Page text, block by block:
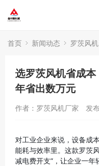
首页 新闻动态 罗茨风
选罗茨风机省成
年省出数万元
作者：罗茨风机厂家 发
对工业企业来说，设备成
能耗与效率里。这款罗茨
减电费开支”，让企业一年